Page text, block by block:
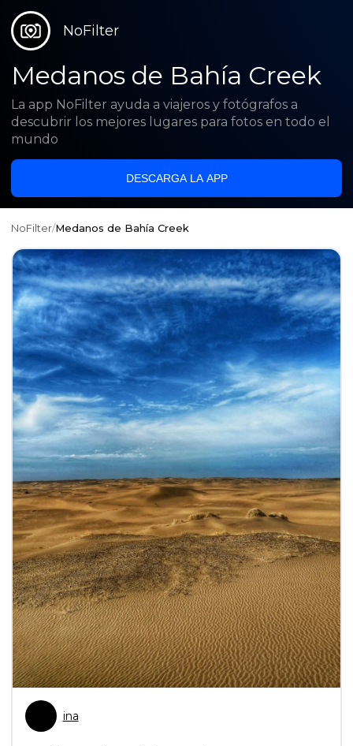
NoFilter
Medanos de Bahía Creek
La app NoFilter ayuda a viajeros y fotógrafos a
descubrir los mejores lugares para fotos en todo el
mundo
DESCARGA LA APP
NoFilter/Medanos de Bahía Creek
ina